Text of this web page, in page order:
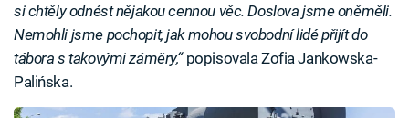
si chtěly odnést nějakou cennou věc. Doslova jsme oněměli.
Nemohli jsme pochopit, jak mohou svobodní lidé přijít do
tábora s takovými záměry,“popisovala Zofia Jankowska-
Palińska.